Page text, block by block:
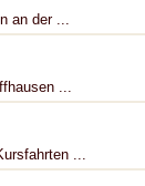
an der ...
...
...